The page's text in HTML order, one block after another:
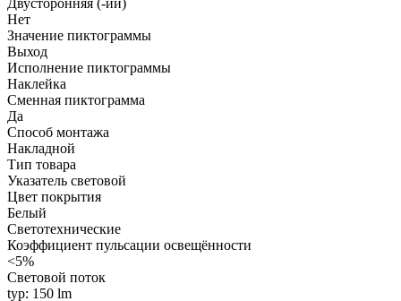
Нет
Значение пиктограммы
Выход
Исполнение пиктограммы
Наклейка
Сменная пиктограмма
Да
Способ монтажа
Накладной
Тип товара
Указатель световой
Цвет покрытия
Белый
Светотехнические
Коэффициент пульсации освещённости
<5%
Световой поток
typ: 150 lm